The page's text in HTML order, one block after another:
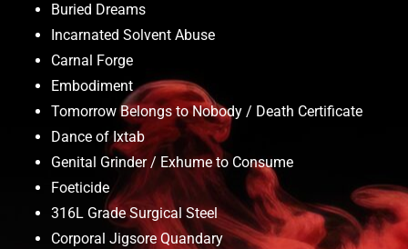
Buried Dreams
Incarnated Solvent Abuse
Carnal Forge
Embodiment
Tomorrow Belongs to Nobody / Death Certificate
Dance of Ixtab
Genital Grinder / Exhume to Consume
Foeticide
316L Grade Surgical Steel
Corporal Jigsore Quandary